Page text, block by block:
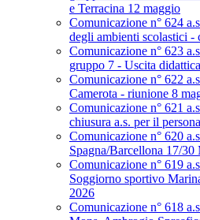
e Terracina 12 maggio
Comunicazione n° 624
degli ambienti scolastici -
Comunicazione n° 623
gruppo 7 - Uscita
Comunicazione n° 622
Camerota - riunione 8
Comunicazione n° 621
chiusura a.s. per il
Comunicazione n° 620
Spagna/Barcellona 17/30
Comunicazione n° 619
Soggiorno sportivo
2026
Comunicazione n° 618